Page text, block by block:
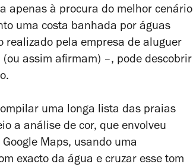
apenas à procura do melhor cenário
uma costa banhada por águas
realizado pela empresa de aluguer
assim afirmam) –, pode descobrir
uma longa lista das praias
a análise de cor, que envolveu
Maps, usando uma
exacto da água e cruzar esse tom